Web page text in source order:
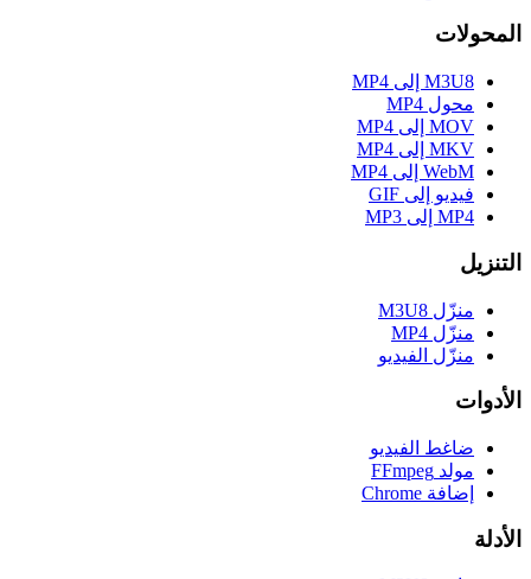
المحولات
M3U8 إلى MP4
محول MP4
MOV إلى MP4
MKV إلى MP4
WebM إلى MP4
فيديو إلى GIF
MP4 إلى MP3
التنزيل
منزّل M3U8
منزّل MP4
منزّل الفيديو
الأدوات
ضاغط الفيديو
مولد FFmpeg
إضافة Chrome
الأدلة